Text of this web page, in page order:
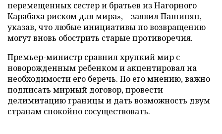
перемещенных сестер и братьев из Нагорного
Карабаха риском для мира», – заявил Пашинян,
указав, что любые инициативы по возвращению
могут вновь обострить старые противоречия.
Премьер-министр сравнил хрупкий мир с
новорожденным ребенком и акцентировал на
необходимости его беречь. По его мнению, важно
подписать мирный договор, провести
делимитацию границы и дать возможность двум
странам спокойно сосуществовать.